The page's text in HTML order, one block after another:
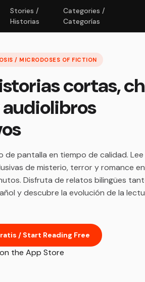
Stories /
Historias
Categories /
Categorías
/ MICRODOSES OF FICTION
cortas,
de pantalla en tiempo de calidad.
de misterio, terror y romance en
Disfruta de relatos bilingües
y descubre la evolución de la
/ Start Reading Free